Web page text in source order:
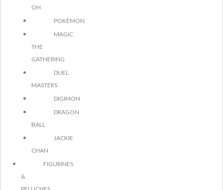
OH
POKÉMON
MAGIC
THE
GATHERING
DUEL
MASTERS
DIGIMON
DRAGON
BALL
JACKIE
CHAN
FIGURINES
&